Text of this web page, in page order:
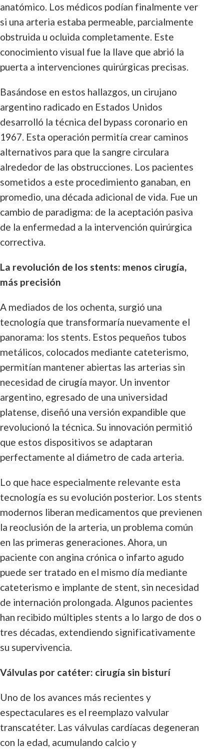
anatómico. Los médicos podían finalmente ver
si una arteria estaba permeable, parcialmente
obstruida u ocluida completamente. Este
conocimiento visual fue la llave que abrió la
puerta a intervenciones quirúrgicas precisas.
Basándose en estos hallazgos, un cirujano
argentino radicado en Estados Unidos
desarrolló la técnica del bypass coronario en
1967. Esta operación permitía crear caminos
alternativos para que la sangre circulara
alrededor de las obstrucciones. Los pacientes
sometidos a este procedimiento ganaban, en
promedio, una década adicional de vida. Fue un
cambio de paradigma: de la aceptación pasiva
de la enfermedad a la intervención quirúrgica
correctiva.
La revolución de los stents: menos cirugía,
más precisión
A mediados de los ochenta, surgió una
tecnología que transformaría nuevamente el
panorama: los stents. Estos pequeños tubos
metálicos, colocados mediante cateterismo,
permitían mantener abiertas las arterias sin
necesidad de cirugía mayor. Un inventor
argentino, egresado de una universidad
platense, diseñó una versión expandible que
revolucionó la técnica. Su innovación permitió
que estos dispositivos se adaptaran
perfectamente al diámetro de cada arteria.
Lo que hace especialmente relevante esta
tecnología es su evolución posterior. Los stents
modernos liberan medicamentos que previenen
la reoclusión de la arteria, un problema común
en las primeras generaciones. Ahora, un
paciente con angina crónica o infarto agudo
puede ser tratado en el mismo día mediante
cateterismo e implante de stent, sin necesidad
de internación prolongada. Algunos pacientes
han recibido múltiples stents a lo largo de dos o
tres décadas, extendiendo significativamente
su supervivencia.
Válvulas por catéter: cirugía sin bisturí
Uno de los avances más recientes y
espectaculares es el reemplazo valvular
transcatéter. Las válvulas cardíacas degeneran
con la edad, acumulando calcio y